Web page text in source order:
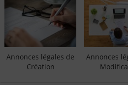
Annonces légales de
Création
Annonces